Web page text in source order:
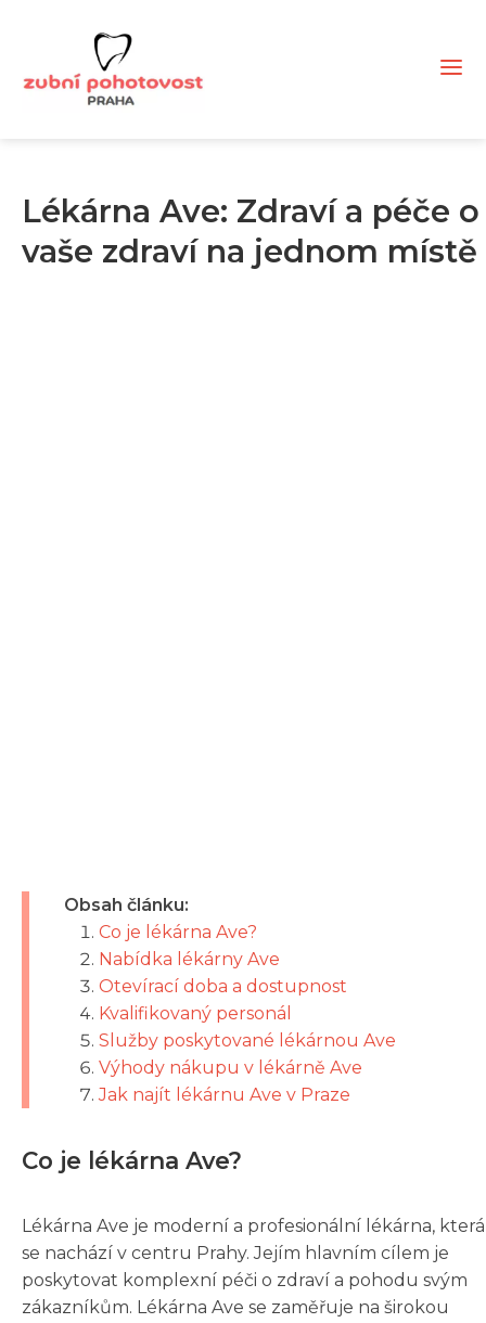
Lékárna Ave: Zdraví a péče o
vaše zdraví na jednom místě
Obsah článku:
Co je lékárna Ave?
Nabídka lékárny Ave
Otevírací doba a dostupnost
Kvalifikovaný personál
Služby poskytované lékárnou Ave
Výhody nákupu v lékárně Ave
Jak najít lékárnu Ave v Praze
Co je lékárna Ave?
Lékárna Ave je moderní a profesionální lékárna, která
se nachází v centru Prahy. Jejím hlavním cílem je
poskytovat komplexní péči o zdraví a pohodu svým
zákazníkům. Lékárna Ave se zaměřuje na širokou